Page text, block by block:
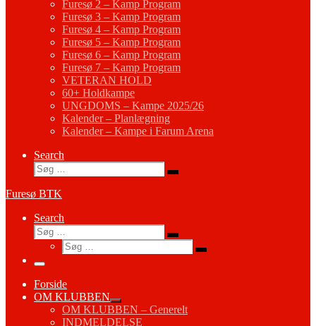
Furesø 2 – Kamp Program
Furesø 3 – Kamp Program
Furesø 4 – Kamp Program
Furesø 5 – Kamp Program
Furesø 6 – Kamp Program
Furesø 7 – Kamp Program
VETERAN HOLD
60+ Holdkampe
UNGDOMS – Kampe 2025/26
Kalender – Planlægning
Kalender – Kampe i Farum Arena
Search
Søg
Søg
Furesø BTK
Search
Søg
Søg
Søg
Søg
Menu
Forside
OM KLUBBEN
OM KLUBBEN – Generelt
INDMELDELSE